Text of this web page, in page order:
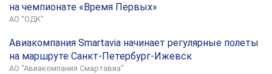
на чемпионате «Время Первых»
АО "ОДК"
Авиакомпания Smartavia начинает регулярные полеты
на маршруте Санкт-Петербург-Ижевск
АО "Авиакомпания Смартавиа"